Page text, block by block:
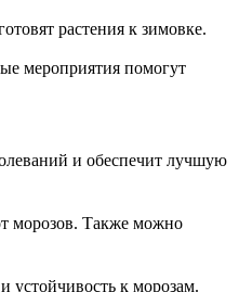
растения к зимовке.
мероприятия помогут
и обеспечит лучшую
морозов. Также можно
устойчивость к морозам.